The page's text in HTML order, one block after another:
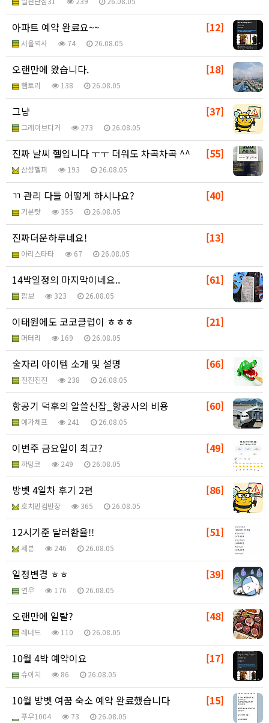
[12]
아파트 예약 완료요~~
서울역사 74 26.08.05
[18]
오랜만에 왔습니다.
햄토리 138 26.08.05
[37]
그냥
그레이브디거 273 26.08.05
[55]
진짜 날씨 헬입니다 ㅜㅜ 더워도 차곡차곡 ^^
삼성헬퍼 193 26.08.05
[40]
ㄲ 관리 다들 어떻게 하시나요?
기분탓 355 26.08.05
[13]
진짜더운하루네요!
아리스타타 67 26.08.05
[61]
14박일정의 마지막이네요..
깜보 323 26.08.05
[21]
이태원에도 코코클럽이 ㅎㅎㅎ
머터리 169 26.08.05
[66]
술자리 아이템 소개 및 설명
진진진진 238 26.08.05
[60]
항공기 덕후의 알쓸신잡_항공사의 비용
예가체프 241 26.08.05
[49]
이번주 금요일이 최고?
까망코 249 26.08.05
[86]
방벳 4일차 후기 2편
호치민킴반장 365 26.08.05
[51]
12시기준 달러환율!!
세븐 246 26.08.05
[39]
일정변경 ㅎㅎ
연우 176 26.08.05
[48]
오랜만에 일탈?
레너드 110 26.08.05
[17]
10월 4박 예약이요
슈이치 86 26.08.05
[15]
10월 방벳 여꿈 숙소 예약 완료했습니다
푸우1004 73 26.08.05